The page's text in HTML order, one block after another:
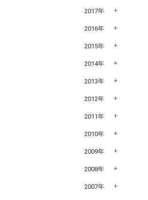
2017年
2016年
2015年
2014年
2013年
2012年
2011年
2010年
2009年
2008年
2007年